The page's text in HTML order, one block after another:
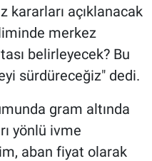
kararları açıklanacak
merkez
belirleyecek? Bu
sürdüreceğiz" dedi.
gram altında
yönlü ivme
aban fiyat olarak